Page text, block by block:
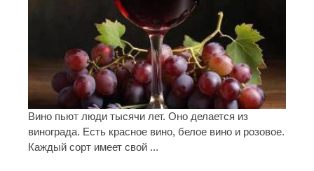
Вино пьют люди тысячи лет. Оно делается из
винограда. Есть красное вино, белое вино и розовое.
Каждый сорт имеет свой ...